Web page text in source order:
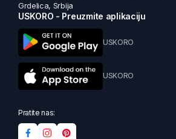
Grdelica, Srbija
USKORO - Preuzmite aplikaciju
USKORO
USKORO
Pratite nas: